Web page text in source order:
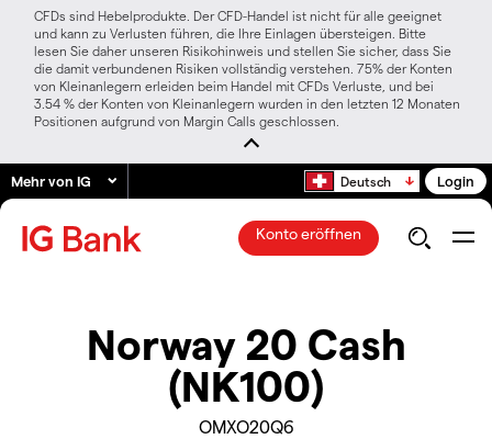
CFDs sind Hebelprodukte. Der CFD-Handel ist nicht für alle geeignet
und kann zu Verlusten führen, die Ihre Einlagen übersteigen. Bitte
lesen Sie daher unseren Risikohinweis und stellen Sie sicher, dass Sie
die damit verbundenen Risiken vollständig verstehen. 75% der Konten
von Kleinanlegern erleiden beim Handel mit CFDs Verluste, und bei
3.54 % der Konten von Kleinanlegern wurden in den letzten 12 Monaten
Positionen aufgrund von Margin Calls geschlossen.
Mehr von IG Deutsch Login
Konto eröffnen
Norway 20 Cash
(NK100)
OMXO20Q6